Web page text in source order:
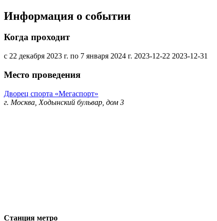
Информация о событии
Когда проходит
с 22 декабря 2023 г. по 7 января 2024 г. 2023-12-22 2023-12-31
Место проведения
Дворец спорта «Мегаспорт»
г. Москва, Ходынский бульвар, дом 3
Станция метро